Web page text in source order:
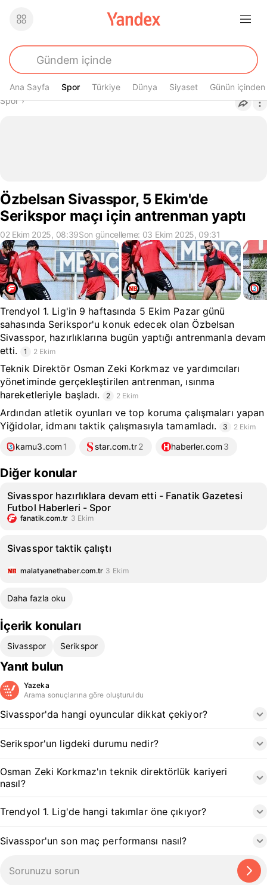
Ana Sayfa Spor
Spor Türkiye Dünya Siyaset Günün içinden
Buradasın
Spor›
Özbelsan Sivasspor, 5 Ekim'de
Serikspor maçı için antrenman yaptı
02 Ekim 2025, 08:39Son güncelleme: 03 Ekim 2025, 09:31
Trendyol 1. Lig'in 9 haftasında 5 Ekim Pazar günü
sahasında Serikspor'u konuk edecek olan Özbelsan
Sivasspor, hazırlıklarına bugün yaptığı antrenmanla devam
etti.
1 2 Ekim
Teknik Direktör Osman Zeki Korkmaz ve yardımcıları
yönetiminde gerçekleştirilen antrenman, ısınma
hareketleriyle başladı.
2 2 Ekim
Ardından atletik oyunları ve top koruma çalışmaları yapan
Yiğidolar, idmanı taktik çalışmasıyla tamamladı.
3 2 Ekim
kamu3.com 1 star.com.tr2 haberler.com 3
Diğer konular
Sivasspor hazırlıklara devam etti - Fanatik Gazetesi
Futbol Haberleri - Spor
fanatik.com.tr 3 Ekim
Sivasspor taktik çalıştı
malatyanethaber.com.tr 3 Ekim
Daha fazla oku
İçerik konuları
Sivasspor Serikspor
Yanıt bulun
Yazeka
Arama sonuçlarına göre oluşturuldu
Sivasspor'da hangi oyuncular dikkat çekiyor?
Serikspor'un ligdeki durumu nedir?
Osman Zeki Korkmaz'ın teknik direktörlük kariyeri
nasıl?
Trendyol 1. Lig'de hangi takımlar öne çıkıyor?
Sivasspor'un son maç performansı nasıl?